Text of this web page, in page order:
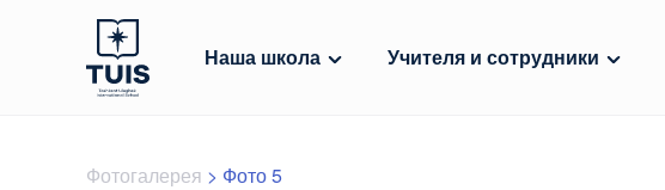
Наша школа Учителя и сотрудники
Фотогалерея > Фото 5